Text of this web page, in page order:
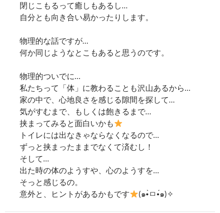
閉じこもるって癒しもあるし…
自分とも向き合い易かったりします。
物理的な話ですが…
何か同じようなとこもあると思うのです。
物理的ついでに…
私たちって「体」に教わることも沢山あるから…
家の中で、心地良さを感じる隙間を探して…
気がすむまで、もしくは飽きるまで…
挟まってみると面白いかも
トイレには出なきゃならなくなるので…
ずっと挟まったままでなくて済むし！
そして…
出た時の体のようすや、心のようすを…
そっと感じるの。
意外と、ヒントがあるかもです
(๑•̀ㅁ•́๑)✧